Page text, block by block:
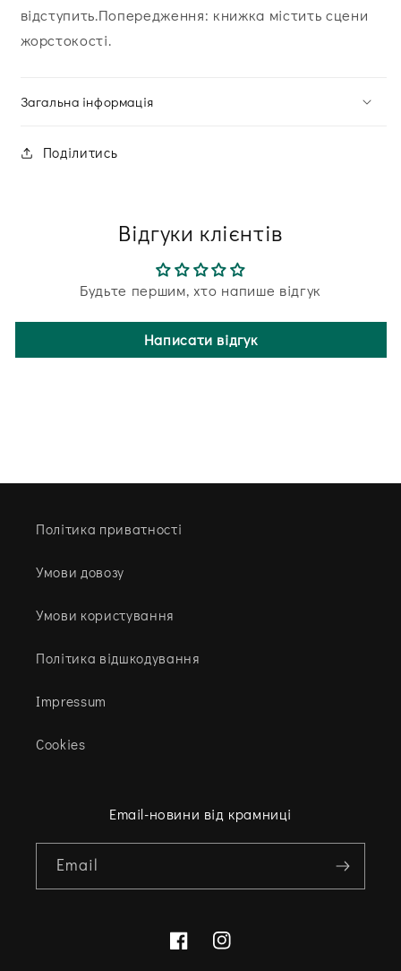
відступить.Попередження: книжка містить сцени
жорстокості.
Загальна інформація
Поділитись
Відгуки клієнтів
Будьте першим, хто напише відгук
Написати відгук
Політика приватності
Умови довозу
Умови користування
Політика відшкодування
Impressum
Cookies
Email-новини від крамниці
Email
FacebookInstagram